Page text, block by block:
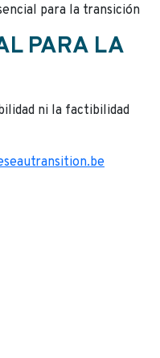
para la transición
PARA LA
ni la factibilidad